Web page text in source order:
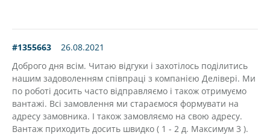
#1355663
26.08.2021
Доброго дня всім. Читаю відгуки і захотілось поділитись
нашим задоволенням співпраці з компанією Делівері. Ми
по роботі досить часто відправляємо і також отримуємо
вантажі. Всі замовлення ми стараємося формувати на
адресу замовника. І також замовляємо на свою адресу.
Вантаж приходить досить швидко ( 1 - 2 д. Максимум 3 ).